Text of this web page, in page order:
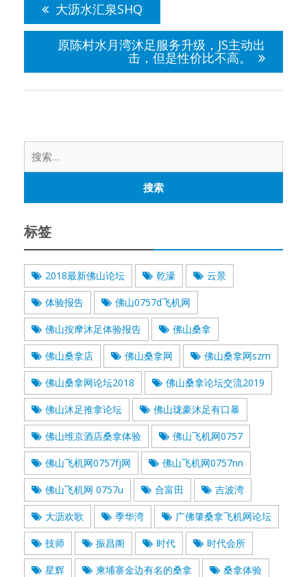
导
航
大沥水汇泉SHQ
原陈村水月湾沐足服务升级，JS主动出
击，但是性价比不高。
标签
2018最新佛山论坛 乾濠 云景
体验报告 佛山0757d飞机网
佛山按摩沐足体验报告 佛山桑拿
佛山桑拿店 佛山桑拿网 佛山桑拿网szm
佛山桑拿网论坛2018 佛山桑拿论坛交流2019
佛山沐足推拿论坛 佛山珑豪沐足有口暴
佛山维京酒店桑拿体验 佛山飞机网0757
佛山飞机网0757fj网 佛山飞机网0757nn
佛山飞机网 0757u 合富田 吉波湾
大沥欢歌 季华湾 广佛肇桑拿飞机网论坛
技师 振昌阁 时代 时代会所
星辉 柬埔寨金边有名的桑拿 桑拿体验